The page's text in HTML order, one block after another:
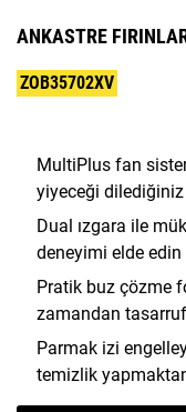
ANKASTRE
ZOB35702XV
MultiPlus fan
yiyeceği
Dual ızgara ile
deneyimi elde edin
Pratik buz çözme
zamandan
Parmak izi
temizlik